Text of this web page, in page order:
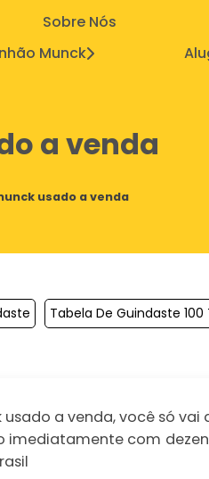
Sobre Nós
Munck
a venda
usado a venda
Tabela De Guindaste 100
a venda, você só vai
imediatamente com